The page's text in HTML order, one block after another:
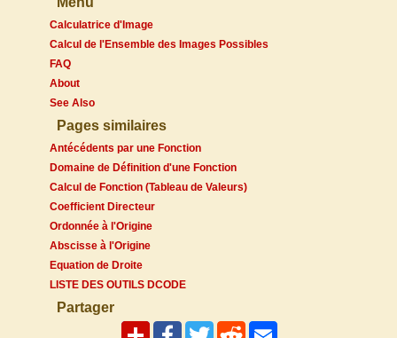
Calculatrice d'Image
Calcul de l'Ensemble des Images Possibles
FAQ
About
See Also
Pages similaires
Antécédents par une Fonction
Domaine de Définition d'une Fonction
Calcul de Fonction (Tableau de Valeurs)
Coefficient Directeur
Ordonnée à l'Origine
Abscisse à l'Origine
Equation de Droite
LISTE DES OUTILS DCODE
Partager